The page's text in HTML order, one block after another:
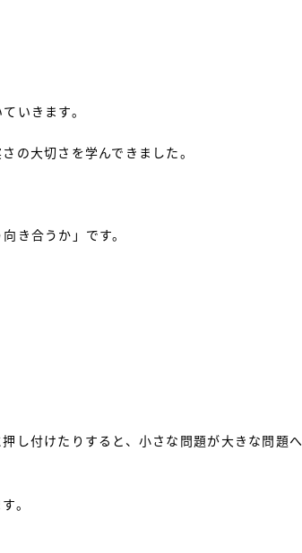
いきます。
の大切さを学んできました。
き合うか」です。
し付けたりすると、小さな問題が大きな問題
。